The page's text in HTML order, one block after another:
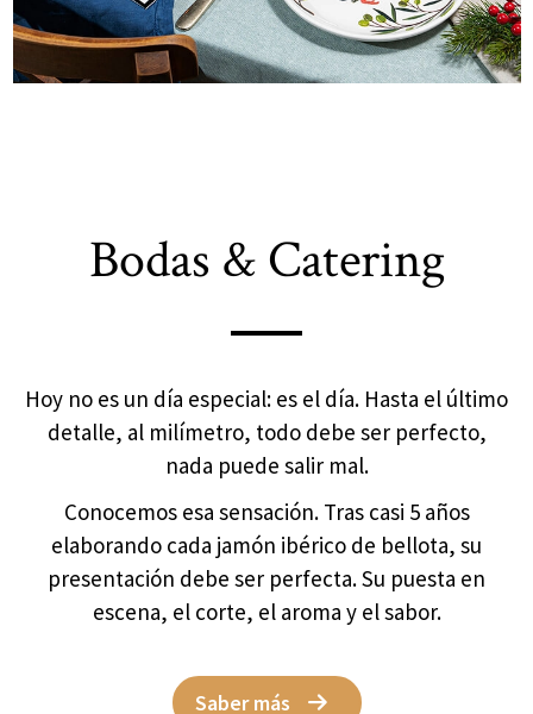
Bodas & Catering
Hoy no es un día especial: es el día. Hasta el último
detalle, al milímetro, todo debe ser perfecto,
nada puede salir mal.
Conocemos esa sensación. Tras casi 5 años
elaborando cada jamón ibérico de bellota, su
presentación debe ser perfecta. Su puesta en
escena, el corte, el aroma y el sabor.
Saber más